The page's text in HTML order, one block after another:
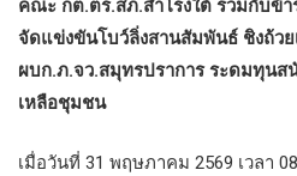
คณะ กต.ตร.สภ.สำโรงใต้ ร่วมกับข้า
จัดแข่งขันโบว์ลิ่งสานสัมพันธ์ ชิงถ้วย
ผบก.ภ.จว.สมุทรปราการ ระดมทุน
เหลือชุมชน
เมื่อวันที่ 31 พฤษภาคม 2569 เวลา